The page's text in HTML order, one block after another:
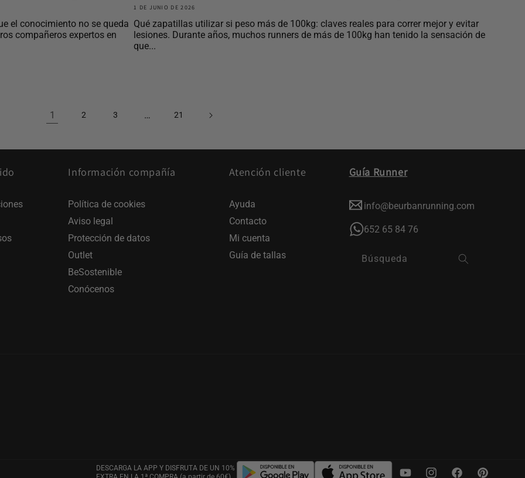
el conocimiento no se queda
compañeros expertos en
1 DE JUNIO DE 2026
Qué zapatillas utilizar si peso más de 100kg: claves reales para correr mejor y evitar
lesiones. Durante años, muchos runners de más de 100kg han tenido la sensación de
que...
1 2 3 … 21
Información compañía
Política de cookies
Aviso legal
Protección de datos
Outlet
BeSostenible
Conócenos
Atención cliente
Ayuda
Contacto
Mi cuenta
Guía de tallas
Guía Runner
info@beurbanrunning.com
652 65 84 76
Búsqueda
DESCARGA LA APP Y DISFRUTA DE UN 10%